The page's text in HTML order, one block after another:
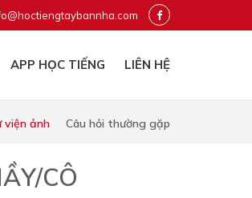
APP HỌC TIẾNG LIÊN HỆ
viện ảnh Câu hỏi thường gặp
CÔ